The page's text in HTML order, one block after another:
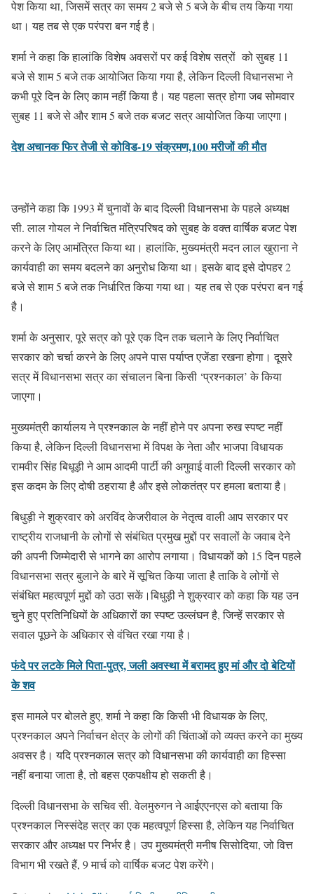
पेश किया था, जिसमें सत्र का समय 2 बजे से 5 बजे के बीच तय किया गया
था। यह तब से एक परंपरा बन गई है।
शर्मा ने कहा कि हालांकि विशेष अवसरों पर कई विशेष सत्रों को सुबह 11
बजे से शाम 5 बजे तक आयोजित किया गया है, लेकिन दिल्ली विधानसभा ने
कभी पूरे दिन के लिए काम नहीं किया है। यह पहला सत्र होगा जब सोमवार
सुबह 11 बजे से और शाम 5 बजे तक बजट सत्र आयोजित किया जाएगा।
देश अचानक फिर तेजी से कोविड-19 संक्रमण,100 मरीजों की मौत
उन्होंने कहा कि 1993 में चुनावों के बाद दिल्ली विधानसभा के पहले अध्यक्ष
सी. लाल गोयल ने निर्वाचित मंत्रिपरिषद को सुबह के वक्त वार्षिक बजट पेश
करने के लिए आमंत्रित किया था। हालांकि, मुख्यमंत्री मदन लाल खुराना ने
कार्यवाही का समय बदलने का अनुरोध किया था। इसके बाद इसे दोपहर 2
बजे से शाम 5 बजे तक निर्धारित किया गया था। यह तब से एक परंपरा बन गई
है।
शर्मा के अनुसार, पूरे सत्र को पूरे एक दिन तक चलाने के लिए निर्वाचित
सरकार को चर्चा करने के लिए अपने पास पर्याप्त एजेंडा रखना होगा। दूसरे
सत्र में विधानसभा सत्र का संचालन बिना किसी ‘प्रश्नकाल’ के किया
जाएगा।
मुख्यमंत्री कार्यालय ने प्रश्नकाल के नहीं होने पर अपना रुख स्पष्ट नहीं
किया है, लेकिन दिल्ली विधानसभा में विपक्ष के नेता और भाजपा विधायक
रामवीर सिंह बिधूड़ी ने आम आदमी पार्टी की अगुवाई वाली दिल्ली सरकार को
इस कदम के लिए दोषी ठहराया है और इसे लोकतंत्र पर हमला बताया है।
बिधुड़ी ने शुक्रवार को अरविंद केजरीवाल के नेतृत्व वाली आप सरकार पर
राष्ट्रीय राजधानी के लोगों से संबंधित प्रमुख मुद्दों पर सवालों के जवाब देने
की अपनी जिम्मेदारी से भागने का आरोप लगाया। विधायकों को 15 दिन पहले
विधानसभा सत्र बुलाने के बारे में सूचित किया जाता है ताकि वे लोगों से
संबंधित महत्वपूर्ण मुद्दों को उठा सकें।बिधुड़ी ने शुक्रवार को कहा कि यह उन
चुने हुए प्रतिनिधियों के अधिकारों का स्पष्ट उल्लंघन है, जिन्हें सरकार से
सवाल पूछने के अधिकार से वंचित रखा गया है।
फंदे पर लटके मिले पिता-पुत्र, जली अवस्था में बरामद हुए मां और दो बेटियों
के शव
इस मामले पर बोलते हुए, शर्मा ने कहा कि किसी भी विधायक के लिए,
प्रश्नकाल अपने निर्वाचन क्षेत्र के लोगों की चिंताओं को व्यक्त करने का मुख्य
अवसर है। यदि प्रश्नकाल सत्र को विधानसभा की कार्यवाही का हिस्सा
नहीं बनाया जाता है, तो बहस एकपक्षीय हो सकती है।
दिल्ली विधानसभा के सचिव सी. वेलमुरुगन ने आईएएनएस को बताया कि
प्रश्नकाल निस्संदेह सत्र का एक महत्वपूर्ण हिस्सा है, लेकिन यह निर्वाचित
सरकार और अध्यक्ष पर निर्भर है। उप मुख्यमंत्री मनीष सिसोदिया, जो वित्त
विभाग भी रखते हैं, 9 मार्च को वार्षिक बजट पेश करेंगे।